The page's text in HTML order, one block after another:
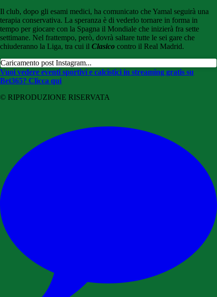
Il club, dopo gli esami medici, ha comunicato che Yamal seguirà una
terapia conservativa. La speranza è di vederlo tornare in forma in
tempo per giocare con la Spagna il Mondiale che inizierà fra sette
settimane. Nel frattempo, però, dovrà saltare tutte le sei gare che
chiuderanno la Liga, tra cui il Clasico contro il Real Madrid.
Caricamento post Instagram...
Vuoi vedere eventi sportivi e calcistici in streaming gratis su
Bet365? Clicca qui
© RIPRODUZIONE RISERVATA